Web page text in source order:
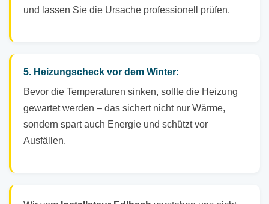
und lassen Sie die Ursache professionell prüfen.
5. Heizungscheck vor dem Winter:
Bevor die Temperaturen sinken, sollte die Heizung
gewartet werden – das sichert nicht nur Wärme,
sondern spart auch Energie und schützt vor
Ausfällen.